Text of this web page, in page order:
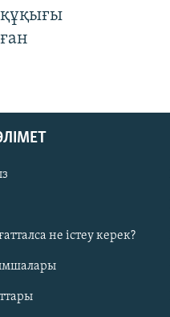
не істеу керек?